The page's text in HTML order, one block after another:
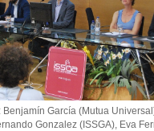
García (Mutua
Gonzalez (ISSGA), Eva